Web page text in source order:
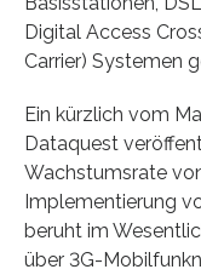
Digital Access
Carrier) Systemen
Ein kürzlich vom
Dataquest
Wachstumsrate
Implementierung
beruht im
über 3G-